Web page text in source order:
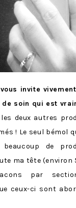
invite
soin qui est
deux autres
! Le seul bémol
beaucoup de
ma tête (environ
par
ceux-ci sont